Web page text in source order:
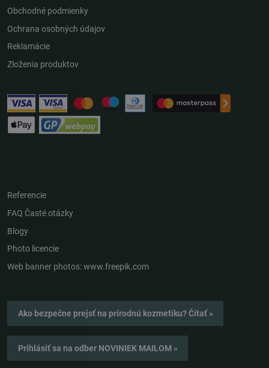
Obchodné podmienky
Ochrana osobných údajov
Reklamácie
Zloženia produktov
Referencie
FAQ Časté otázky
Blogy
Photo licencie
Web banner photos: www.freepik.com
Ako bezpečne prejsť na prírodnú kozmetiku? Čítať »
Prihlásiť sa na odber NOVINIEK MAILOM »